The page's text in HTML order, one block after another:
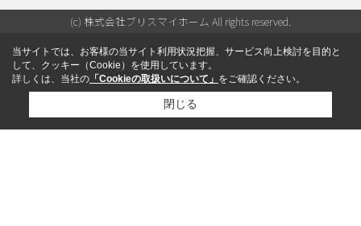
(c) 株式会社ブリスマイホーム All rights reserved.
当サイトでは、お客様の当サイト利用状況把握、サービス向上検討を目的と
して、クッキー（Cookie）を使用しています。
詳しくは、当社の 「Cookieの取扱いについて」 をご確認ください。
閉じる